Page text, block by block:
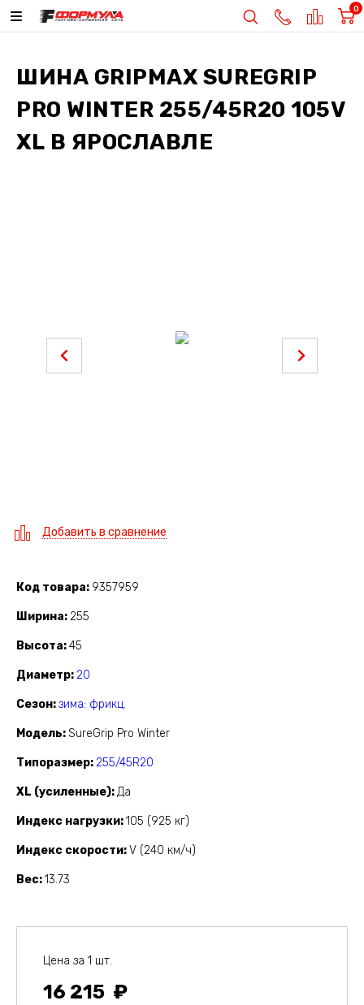
0
ШИНА GRIPMAX SUREGRIP
PRO WINTER 255/45R20 105V
XL В ЯРОСЛАВЛЕ
Добавить в сравнение
Код товара 9357959
Ширина 255
Высота 45
Диаметр 20
Сезон зима: фрикц.
Модель SureGrip Pro Winter
Типоразмер 255/45R20
XL (усиленные) Да
Индекс нагрузки 105 (925 кг)
Индекс скорости V (240 км/ч)
Вес 13.73
Цена за 1 шт.
16 215